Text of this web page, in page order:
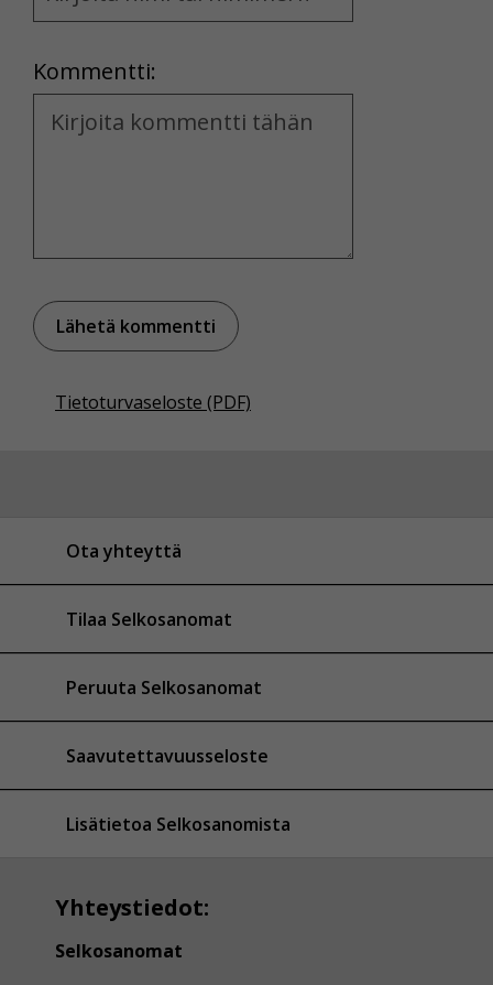
Kommentti:
Kommentti
Tietoturvaseloste (PDF)
Ota yhteyttä
Tilaa Selkosanomat
Peruuta Selkosanomat
Saavutettavuusseloste
Lisätietoa Selkosanomista
Yhteystiedot:
Selkosanomat